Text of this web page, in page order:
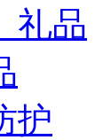
礼品
护